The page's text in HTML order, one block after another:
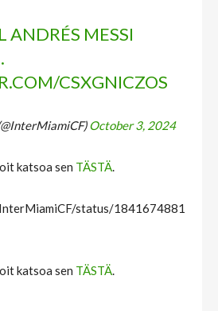
ANDRÉS MESSI
CSXGNICZOS
October 3, 2024
katsoa sen TÄSTÄ.
status/1841674881
katsoa sen TÄSTÄ.